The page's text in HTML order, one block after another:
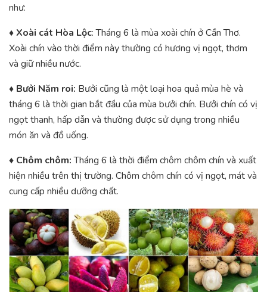
như:
♦ Xoài cát Hòa Lộc: Tháng 6 là mùa xoài chín ở Cần Thơ.
Xoài chín vào thời điểm này thường có hương vị ngọt, thơm
và giữ nhiều nước.
♦ Bưởi Năm roi: Bưởi cũng là một loại hoa quả mùa hè và
tháng 6 là thời gian bắt đầu của mùa bưởi chín. Bưởi chín có vị
ngọt thanh, hấp dẫn và thường được sử dụng trong nhiều
món ăn và đồ uống.
♦ Chôm chôm:Tháng 6 là thời điểm chôm chôm chín và xuất
hiện nhiều trên thị trường. Chôm chôm chín có vị ngọt, mát và
cung cấp nhiều dưỡng chất.